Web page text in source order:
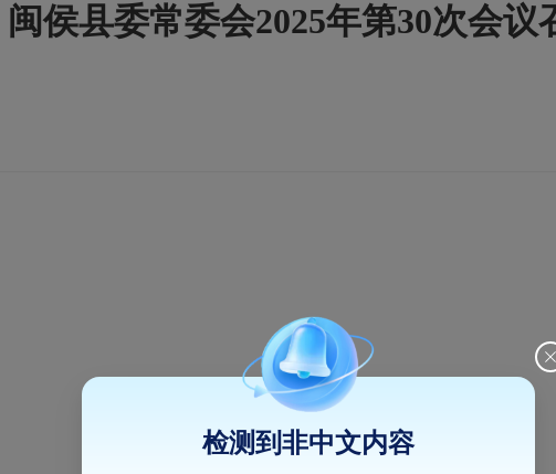
闽侯县委常委会2025年第30次会议
检测到非中文内容